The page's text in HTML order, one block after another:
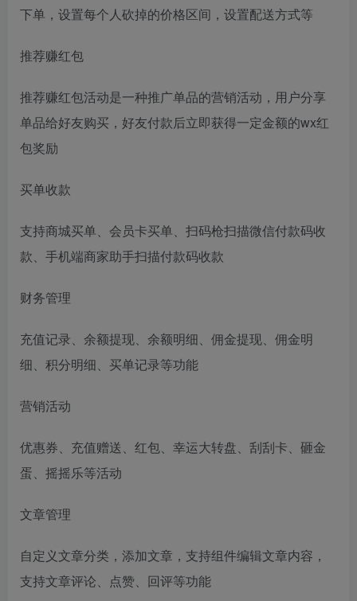
下单，设置每个人砍掉的价格区间，设置配送方式等
推荐赚红包
推荐赚红包活动是一种推广单品的营销活动，用户分享
单品给好友购买，好友付款后立即获得一定金额的wx红
包奖励
买单收款
支持商城买单、会员卡买单、扫码枪扫描微信付款码收
款、手机端商家助手扫描付款码收款
财务管理
充值记录、余额提现、余额明细、佣金提现、佣金明
细、积分明细、买单记录等功能
营销活动
优惠券、充值赠送、红包、幸运大转盘、刮刮卡、砸金
蛋、摇摇乐等活动
文章管理
自定义文章分类，添加文章，支持组件编辑文章内容，
支持文章评论、点赞、回评等功能